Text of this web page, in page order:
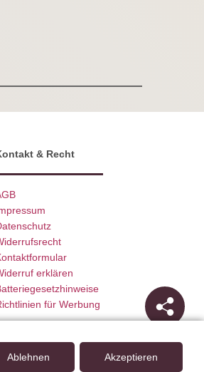
& Recht
erklären
für Werbung
Akzeptieren
Ablehnen